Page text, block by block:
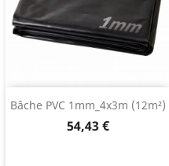
Bâche PVC 1mm_4x3m (12m²)
Prix
54,43 €